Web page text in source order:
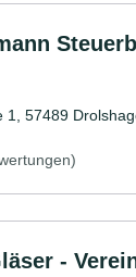
1, 57489
-